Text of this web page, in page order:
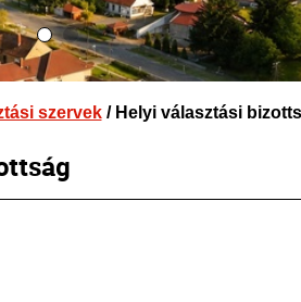
szervek/ Helyi választási